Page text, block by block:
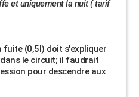
et uniquement la nuit ( tarif
fuite (0,5l) doit s'expliquer
le circuit; il faudrait
pour descendre aux